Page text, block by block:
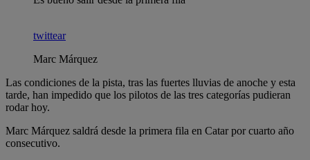
twittear
Marc Márquez
Las condiciones de la pista, tras las fuertes lluvias de anoche y esta
tarde, han impedido que los pilotos de las tres categorías pudieran
rodar hoy.
Marc Márquez saldrá desde la primera fila en Catar por cuarto año
consecutivo.